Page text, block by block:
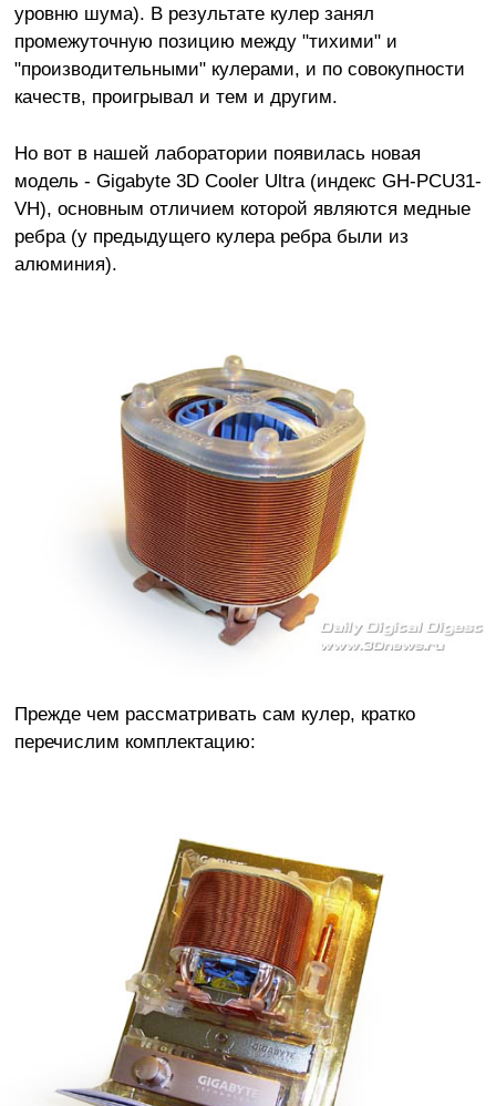
уровню шума). В результате кулер занял
промежуточную позицию между "тихими" и
"производительными" кулерами, и по совокупности
качеств, проигрывал и тем и другим.
Но вот в нашей лаборатории появилась новая
модель - Gigabyte 3D Cooler Ultra (индекс GH-PCU31-
VH), основным отличием которой являются медные
ребра (у предыдущего кулера ребра были из
алюминия).
Прежде чем рассматривать сам кулер, кратко
перечислим комплектацию: